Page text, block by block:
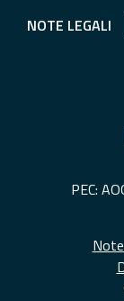
NOTE LEGALI
PEC: